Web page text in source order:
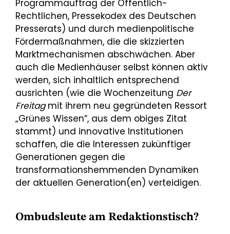
Programmauftrag der Öffentlich-
Rechtlichen, Pressekodex des Deutschen
Presserats) und durch medienpolitische
Fördermaßnahmen, die die skizzierten
Marktmechanismen abschwächen. Aber
auch die Medienhäuser selbst können aktiv
werden, sich inhaltlich entsprechend
ausrichten (wie die Wochenzeitung Der
Freitagmit ihrem neu gegründeten Ressort
„Grünes Wissen“, aus dem obiges Zitat
stammt) und innovative Institutionen
schaffen, die die Interessen zukünftiger
Generationen gegen die
transformationshemmenden Dynamiken
der aktuellen Generation(en) verteidigen.
Ombudsleute am Redaktionstisch?